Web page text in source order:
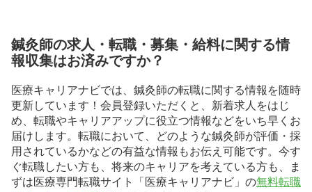
鍼灸師の求人・転職・募集・給料に関する情
報収集はお済みですか？
医療キャリアナビでは、鍼灸師の転職に関する情報を随時
更新しています！会員登録いただくと、新着求人をはじ
め、転職やキャリアアップに役立つ情報などをいち早くお
届けします。転職において、どのような鍼灸師が評価・採
用されているかなどの有益な情報もお伝え可能です。今す
ぐ転職したい方も、将来のキャリアを考えている方も、ま
ずは医療専門転職サイト「医療キャリアナビ」の無料転職